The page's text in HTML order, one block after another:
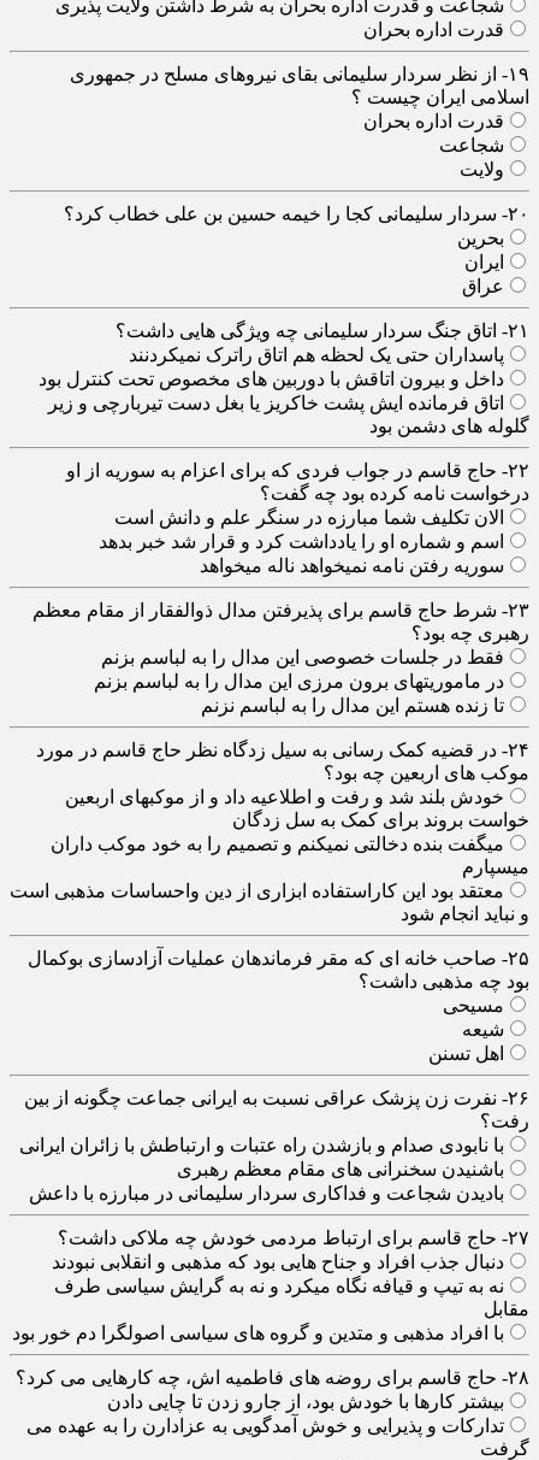
شجاعت و قدرت اداره بحران به شرط داشتن ولایت پذیری
قدرت اداره بحران
۱۹- از نظر سردار سلیمانی بقای نیروهای مسلح در جمهوری
اسلامی ایران چیست ؟
قدرت اداره بحران
شجاعت
ولایت
۲۰- سردار سلیمانی کجا را خیمه حسین بن علی خطاب کرد؟
بحرین
ایران
عراق
۲۱- اتاق جنگ سردار سلیمانی چه ویژگی هایی داشت؟
پاسداران حتی یک لحظه هم اتاق راترک نمیکردنند
داخل و بیرون اتاقش با دوربین های مخصوص تحت کنترل بود
اتاق فرمانده ایش پشت خاکریز یا بغل دست تیربارچی و زیر
گلوله های دشمن بود
۲۲- حاج قاسم در جواب فردی که برای اعزام به سوریه از او
درخواست نامه کرده بود چه گفت؟
الان تکلیف شما مبارزه در سنگر علم و دانش است
اسم و شماره او را یادداشت کرد و قرار شد خبر بدهد
سوریه رفتن نامه نمیخواهد ناله میخواهد
۲۳- شرط حاج قاسم برای پذیرفتن مدال ذوالفقار از مقام معظم
رهبری چه بود؟
فقط در جلسات خصوصی این مدال را به لباسم بزنم
در ماموریتهای برون مرزی این مدال را به لباسم بزنم
تا زنده هستم این مدال را به لباسم نزنم
۲۴- در قضیه کمک رسانی به سیل زدگاه نظر حاج قاسم در مورد
موکب های اربعین چه بود؟
خودش بلند شد و رفت و اطلاعیه داد و از موکبهای اربعین
خواست بروند برای کمک به سل زدگان
میگفت بنده دخالتی نمیکنم و تصمیم را به خود موکب داران
میسپارم
معتقد بود این کاراستفاده ابزاری از دین واحساسات مذهبی است
و نباید انجام شود
۲۵- صاحب خانه ای که مقر فرماندهان عملیات آزادسازی بوکمال
بود چه مذهبی داشت؟
مسیحی
شیعه
اهل تسنن
۲۶- نفرت زن پزشک عراقی نسبت به ایرانی جماعت چگونه از بین
رفت؟
با نابودی صدام و بازشدن راه عتبات و ارتباطش با زائران ایرانی
باشنیدن سخنرانی های مقام معظم رهبری
بادیدن شجاعت و فداکاری سردار سلیمانی در مبارزه با داعش
۲۷- حاج قاسم برای ارتباط مردمی خودش چه ملاکی داشت؟
دنبال جذب افراد و جناح هایی بود که مذهبی و انقلابی نبودند
نه به تیپ و قیافه نگاه میکرد و نه به گرایش سیاسی طرف
مقابل
با افراد مذهبی و متدین و گروه های سیاسی اصولگرا دم خور بود
۲۸- حاج قاسم برای روضه های فاطمیه اش، چه کارهایی می کرد؟
بیشتر کارها با خودش بود، از جارو زدن تا چایی دادن
تدارکات و پذیرایی و خوش آمدگویی به عزادارن را به عهده می
گرفت